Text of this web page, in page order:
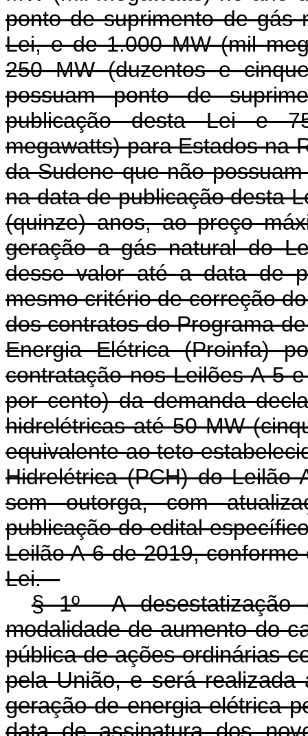
ponto de suprimento de gás
Lei, e de 1.000 MW (mil
250 MW (duzentos e
possuam ponto de
publicação desta Lei e
megawatts) para Estados na
da Sudene que não
na data de publicação desta
(quinze) anos, ao preço
geração a gás natural do
desse valor até a data de
mesmo critério de correção
dos contratos do Programa
Energia Elétrica (Proinfa)
contratação nos Leilões A-5
por cento) da demanda
hidrelétricas até 50 MW
equivalente ao teto
Hidrelétrica (PCH) do Leilão
sem outorga, com
publicação do edital
Leilão A-6 de 2019,
Lei.
§ 1º A desestatização
modalidade de aumento do
pública de ações ordinárias
pela União, e será
geração de energia elétrica